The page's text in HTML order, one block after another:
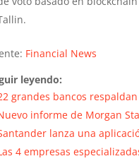
Financial News
leyendo:
grandes bancos
informe de Morgan
lanza una
4 empresas